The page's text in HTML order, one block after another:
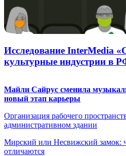
Исследование InterMedia
культурные индустрии в
Майли Сайрус сменила
новый этап карьеры
Организация рабочего
административном здании
Мирский или Несвижский замок:
отличаются